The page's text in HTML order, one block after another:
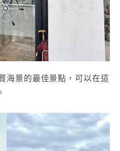
海景的最佳景點，可以在這